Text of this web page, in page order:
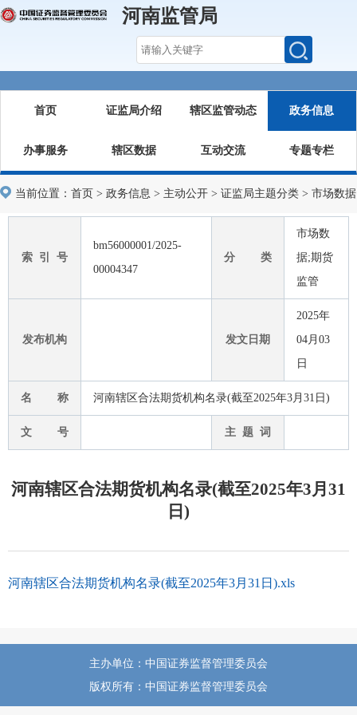
河南监管局
首页 证监局介绍 辖区监管动态 政务信息
办事服务 辖区数据 互动交流 专题专栏
当前位置： 首页 > 政务信息 > 主动公开 > 证监局主题分类 > 市场数据
索 引 号
bm56000001/2025-
00004347
分 类
市场数
据;期货
监管
发布机构 发文日期
2025年
04月03
日
名 称 河南辖区合法期货机构名录(截至2025年3月31日)
文 号 主 题 词
河南辖区合法期货机构名录(截至2025年3月31
日)
河南辖区合法期货机构名录(截至2025年3月31日).xls
主办单位：中国证券监督管理委员会
版权所有：中国证券监督管理委员会